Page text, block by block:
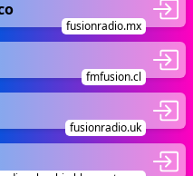
fusionradio.mx
fmfusion.cl
fusionradio.uk